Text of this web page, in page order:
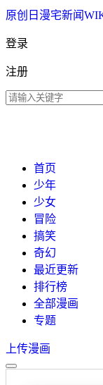
原创 日漫宅新闻
登录
注册
首页
少年
少女
冒险
搞笑
奇幻
最近更新
排行榜
全部漫画
专题
上传漫画